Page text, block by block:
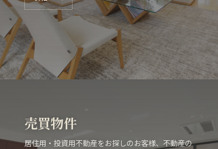
売買物件
居住用・投資用不動産をお探しのお客様、不動産の